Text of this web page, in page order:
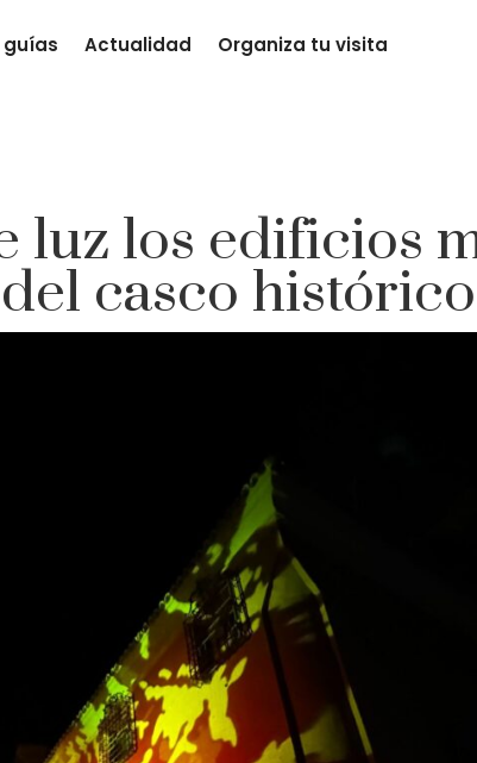
Actualidad Organiza tu visita
luz los edificios
casco histórico